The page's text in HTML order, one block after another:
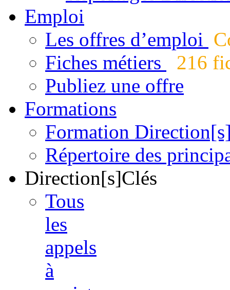
Emploi
Les offres d’emploi
Fiches métiers
216
Publiez une offre
Formations
Formation
Répertoire des
Direction[s]Clés
Tous
les
appels
à